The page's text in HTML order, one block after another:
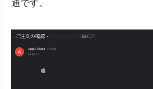
通です。